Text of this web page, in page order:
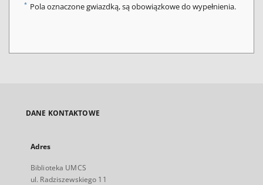
* Pola oznaczone gwiazdką, są obowiązkowe do wypełnienia.
DANE KONTAKTOWE
Adres
Biblioteka UMCS
ul. Radziszewskiego 11